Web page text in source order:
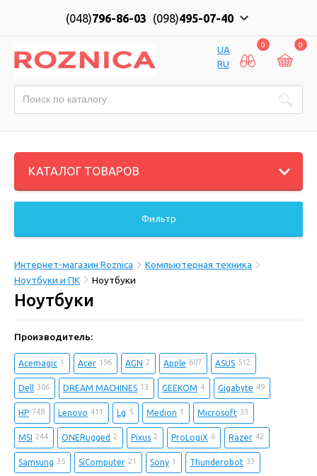
(048)796-86-03 (098)495-07-40
UA
RU
0 0
КАТАЛОГ ТОВАРОВ
Фильтр
Интернет-магазин Roznica
Компьютерная техника
Ноутбуки и ПК
Ноутбуки
Ноутбуки
Производитель:
Acemagic 1 Acer 196 AGN 2 Apple 607 ASUS 512
Dell 306 DREAM MACHINES 13 GEEKOM 4 Gigabyte 49
HP 748 Lenovo 411 Lg 5 Medion 1 Microsoft 33
MSI 244 ONERugged 2 Pixus 2 ProLogiX 6 Razer 42
Samsung 35 SiComputer 21 Sony 1 Thunderobot 33